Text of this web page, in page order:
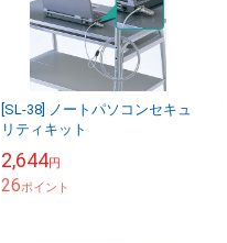
[SL-38] ノートパソコンセキュ
リティキット
2,644円
26ポイント